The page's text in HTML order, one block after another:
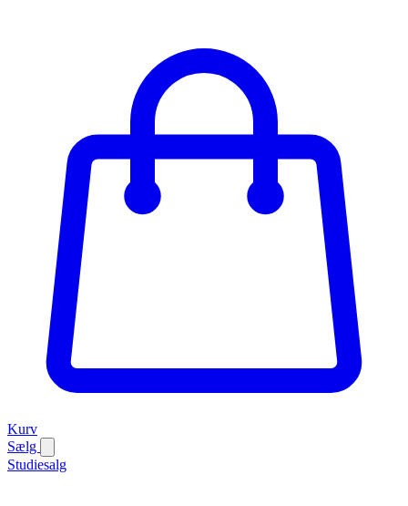
Kurv
Sælg
Studiesalg